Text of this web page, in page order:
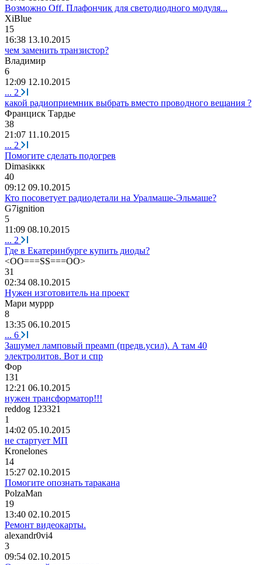
Возможно Off. Плафончик для светодиодного модуля...
XiBlue
15
16:38 13.10.2015
чем заменить транзистор?
Владимир
6
12:09 12.10.2015
... 2
какой радиоприемник выбрать вместо проводного вещания ?
Франциск Тардье
38
21:07 11.10.2015
... 2
Помогите сделать подогрев
Dimasiккк
40
09:12 09.10.2015
Кто посоветует радиодетали на Уралмаше-Эльмаше?
G7ignition
5
11:09 08.10.2015
... 2
Где в Екатеринбурге купить диоды?
<OO===SS===OO>
31
02:34 08.10.2015
Нужен изготовитель на проект
Мари муррр
8
13:35 06.10.2015
... 6
Зашумел ламповый преамп (предв.усил). А там 40
электролитов. Вот и спр
Фор
131
12:21 06.10.2015
нужен трансформатор!!!
reddog 123321
1
14:02 05.10.2015
не стартует МП
Kronelones
14
15:27 02.10.2015
Помогите опознать таракана
PolzaMan
19
13:40 02.10.2015
Ремонт видеокарты.
alexandr0vi4
3
09:54 02.10.2015